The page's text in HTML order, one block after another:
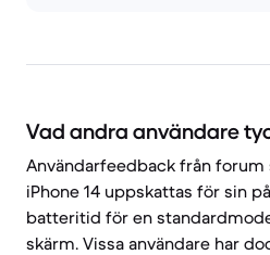
Vad andra användare
Användarfeedback från
iPhone 14 uppskattas för sin
batteritid för en
skärm. Vissa användare har